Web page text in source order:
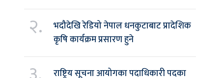
२.
भदौदेखि रेडियो नेपाल धनकुटाबाट प्रादेशिक
कृषि कार्यक्रम प्रसारण हुने
राष्ट्रिय सूचना आयोगका पदाधिकारी पदका